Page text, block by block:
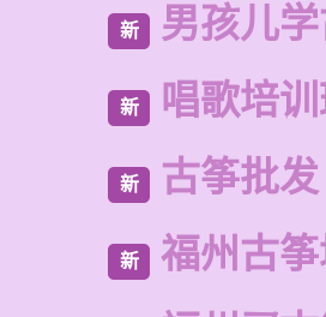
新 男孩儿
新 唱歌培
新 古筝批
新 福州古